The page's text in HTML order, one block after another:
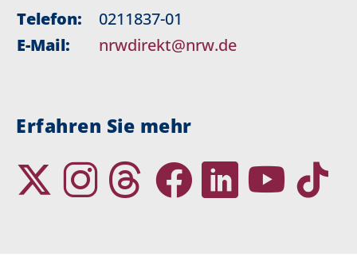
Telefon:
0211837-01
E-Mail:
nrwdirekt@nrw.de
Erfahren Sie mehr